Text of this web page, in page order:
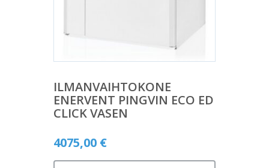
ILMANVAIHTOKONE
ENERVENT PINGVIN ECO ED
CLICK VASEN
4075,00 €